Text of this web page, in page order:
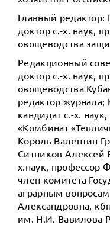
Главный
доктор с.-х. наук,
овощеводства
Редакционный
доктор с.-х. наук,
овощеводства
редактор журнала;
кандидат с.-х.
«Комбинат
Король Валентин
Ситников Алексей
х.наук, профессор
член комитета
аграрным
Александровна,
им. Н.И. Вавилова